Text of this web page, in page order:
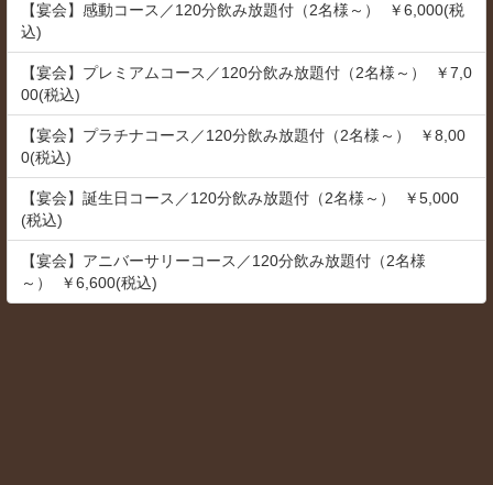
【宴会】感動コース／120分飲み放題付（2名様～） ￥6,000(税
込)
【宴会】プレミアムコース／120分飲み放題付（2名様～） ￥7,0
00(税込)
【宴会】プラチナコース／120分飲み放題付（2名様～） ￥8,00
0(税込)
【宴会】誕生日コース／120分飲み放題付（2名様～） ￥5,000
(税込)
【宴会】アニバーサリーコース／120分飲み放題付（2名様
～） ￥6,600(税込)